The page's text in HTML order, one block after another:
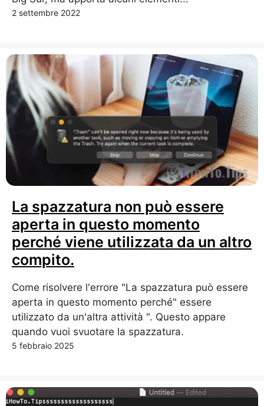
2 settembre 2022
La spazzatura non può essere
aperta in questo momento
perché viene utilizzata da un altro
compito.
Come risolvere l'errore "La spazzatura può essere
aperta in questo momento perché" essere
utilizzato da un'altra attività ". Questo appare
quando vuoi svuotare la spazzatura.
5 febbraio 2025